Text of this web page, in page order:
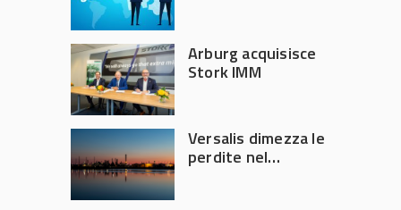
Arburg acquisisce
Stork IMM
Versalis dimezza le
perdite nel